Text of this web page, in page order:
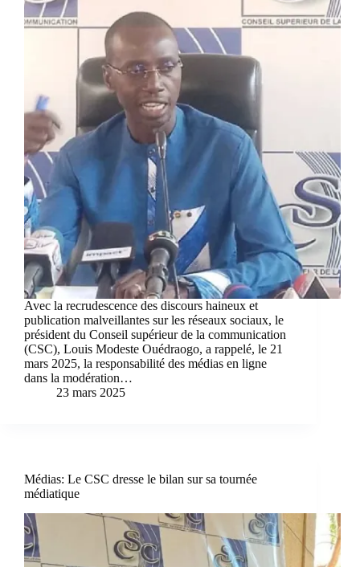
Avec la recrudescence des discours haineux et
publication malveillantes sur les réseaux sociaux, le
président du Conseil supérieur de la communication
(CSC), Louis Modeste Ouédraogo, a rappelé, le 21
mars 2025, la responsabilité des médias en ligne
dans la modération…
23 mars 2025
Médias: Le CSC dresse le bilan sur sa tournée
médiatique